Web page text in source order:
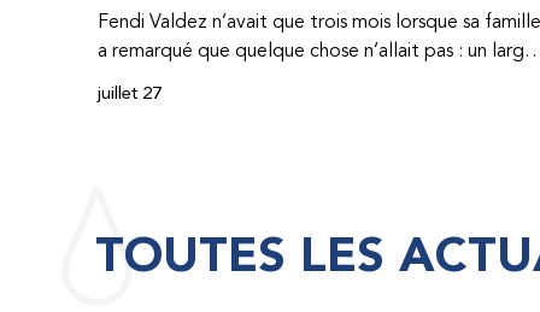
Fendi Valdez n’avait que trois mois lorsque sa famille
a remarqué que quelque chose n’allait pas : un large
hématome était apparu sur son corps. À l’époque,
étaient chers et difficiles à se procurer. Afin que son
juillet 27
TOUTES LES